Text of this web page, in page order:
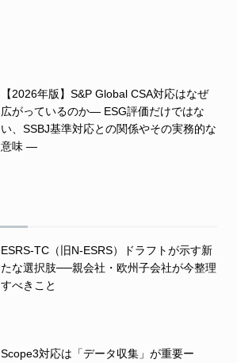
【2026年版】S&P Global CSA対応はなぜ
広がっているのか― ESG評価だけではな
い、SSBJ基準対応との関係やその実務的な
意味 ―
ESRS-TC（旧N-ESRS）ドラフトが示す新
たな選択肢──親会社・欧州子会社が今整理
すべきこと
Scope3対応は「データ収集」が重要ー